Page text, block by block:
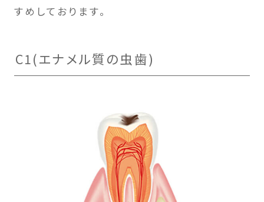
すめしております。
C1(エナメル質の虫歯)